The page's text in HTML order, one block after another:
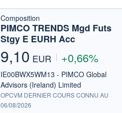
Composition
PIMCO TRENDS Mgd Futs
Stgy E EURH Acc
9,10 EUR +0,66%
IE00BWX5WM13 - PIMCO Global
Advisors (Ireland) Limited
OPCVM DERNIER COURS CONNU AU
06/08/2026